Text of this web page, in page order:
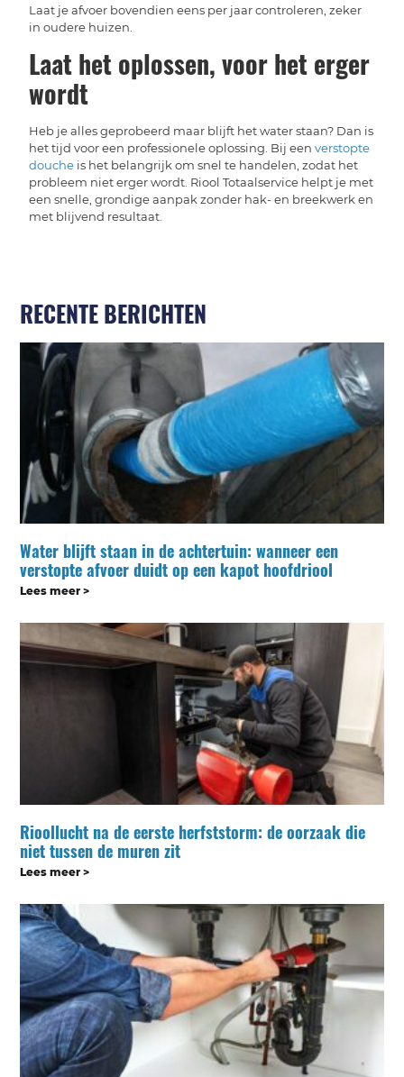
Laat je afvoer bovendien eens per jaar controleren, zeker
in oudere huizen.
Laat het oplossen, voor het erger
wordt
Heb je alles geprobeerd maar blijft het water staan? Dan is
het tijd voor een professionele oplossing. Bij eenverstopte
douche is het belangrijk om snel te handelen, zodat het
probleem niet erger wordt. Riool Totaalservice helpt je met
een snelle, grondige aanpak zonder hak- en breekwerk en
met blijvend resultaat.
RECENTE BERICHTEN
Water blijft staan in de achtertuin: wanneer een
verstopte afvoer duidt op een kapot hoofdriool
Lees meer >
Rioollucht na de eerste herfststorm: de oorzaak die
niet tussen de muren zit
Lees meer >